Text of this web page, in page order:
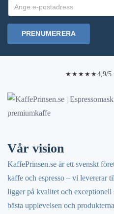
PRENUMERERA
★★★★★4,9/5
Vår vision
KaffePrinsen.se är ett svenskt
kaffe och espresso – vi levererar
ligger på kvalitet och exceptionell
bästa upplevelsen och